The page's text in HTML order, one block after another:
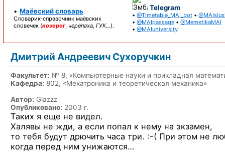
• Маёвский словарь
Словарик-справочник маёвских
словечек (козерог, черепаха, ГУК…).
Telegram
• @Timetable_MAI_bot •
• @MAIpassage • @MemetikaMAI
• @MAIuniversity
Дмитрий Андреевич Сухоручкин
Факультет: № 8, «Компьютерные науки и прикладная
Кафедра: 802, «Мехатроника и теоретическая механика»
Автор: Glazzz
Опубликовано: 2003 г.
Таких я еще не видел.
Халявы не жди, а если попал к нему на экзамен,
то тебя будут дрючить часа три. :-( При этом не
когда перед ним унижаются…